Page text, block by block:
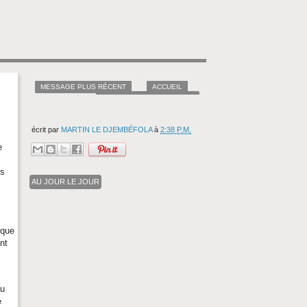
écrit par MARTIN LE DJEMBÉFOLAà 2:38 P.M.
AU JOUR LE JOUR
MESSAGE PLUS RÉCENT
ACCUEIL